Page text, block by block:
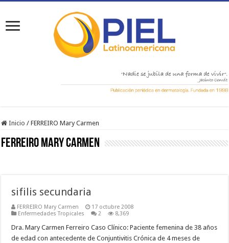
Inicio / FERREIRO Mary Carmen
FERREIRO Mary Carmen
sifilis secundaria
FERREIRO Mary Carmen
17 octubre 2008
Enfermedades Tropicales
2 8,369
Dra. Mary Carmen Ferreiro Caso Clínico: Paciente femenina de 38 años
de edad con antecedente de Conjuntivitis Crónica de 4 meses de